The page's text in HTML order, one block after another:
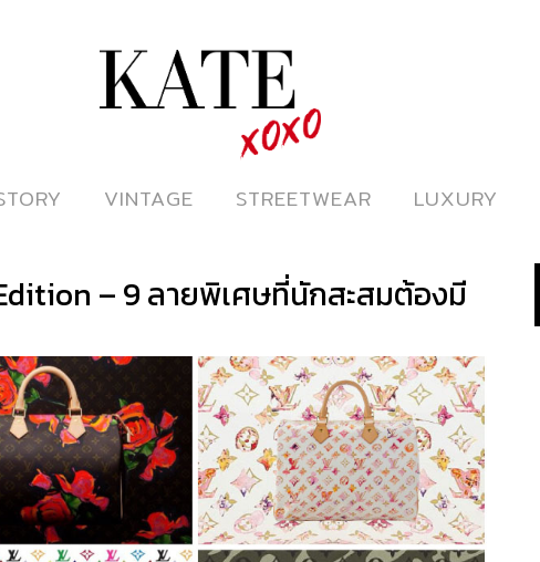
ดูหนังออนไลน์
VINTAGE
VINTAGE STREETWEAR
STREETWEAR LUXURY
LUXURY
– 9 ลายพิเศษที่นักสะสมต้องมี